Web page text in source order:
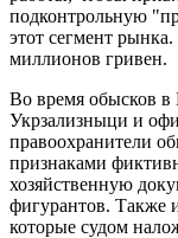
подконтрольную
этот сегмент
миллионов гривен.
Во время обысков
Укрзализныци и
правоохранители
признаками
хозяйственную
фигурантов. Также
которые судом